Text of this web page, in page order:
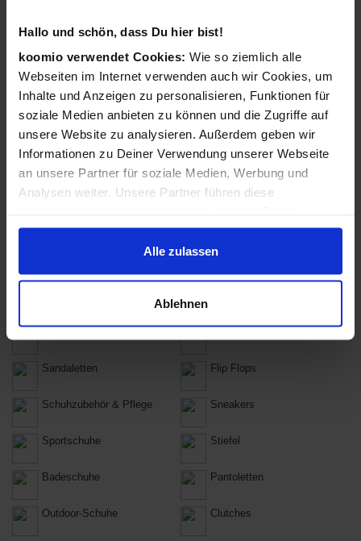
Hallo und schön, dass Du hier bist!
koomio verwendet Cookies: Wie so ziemlich alle
Webseiten im Internet verwenden auch wir Cookies, um
Inhalte und Anzeigen zu personalisieren, Funktionen für
soziale Medien anbieten zu können und die Zugriffe auf
unsere Website zu analysieren. Außerdem geben wir
Informationen zu Deiner Verwendung unserer Webseite
an unsere Partner für soziale Medien, Werbung und
Analysen weiter. Unsere Partner führen diese
zusammen, die Du ihnen bereitgestellt hast oder die sie
im Rahmen Deiner Nutzung der Dienste gesammelt
haben.
Alle zulassen
Ablehnen
Hemden Hosen
Jacken & Mäntel Kleider
Dessous &
Pullover & Strickjacken
Röcke Shirts & Tops
Schnürschuhe
Sandaletten Flip Flops
Schuhzubehör & Pflege Sneakers
Sportschuhe Stiefel
Badeschuhe Pantoletten
Outdoor-Schuhe Clutches